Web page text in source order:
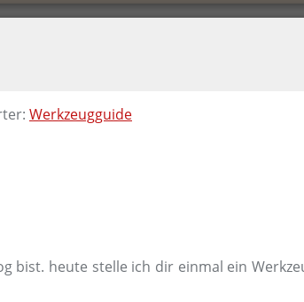
Werkzeugguide
bist. heute stelle ich dir einmal ein